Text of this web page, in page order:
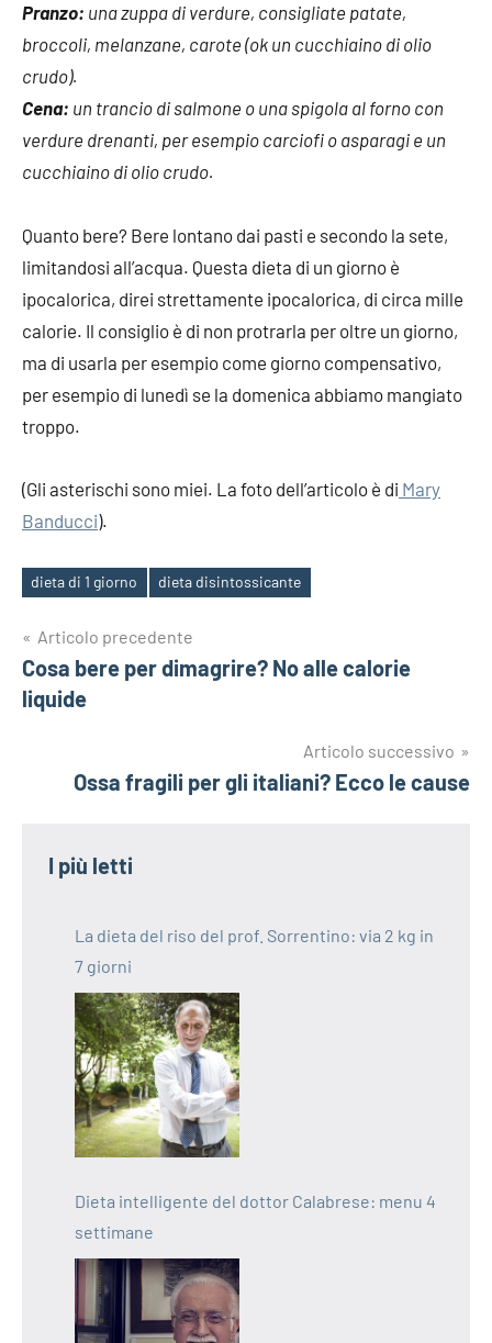
Pranzo: una zuppa di verdure, consigliate patate,
broccoli, melanzane, carote (ok un cucchiaino di olio
crudo).
Cena: un trancio di salmone o una spigola al forno con
verdure drenanti, per esempio carciofi o asparagi e un
cucchiaino di olio crudo.
Quanto bere? Bere lontano dai pasti e secondo la sete,
limitandosi all’acqua. Questa dieta di un giorno è
ipocalorica, direi strettamente ipocalorica, di circa mille
calorie. Il consiglio è di non protrarla per oltre un giorno,
ma di usarla per esempio come giorno compensativo,
per esempio di lunedì se la domenica abbiamo mangiato
troppo.
(Gli asterischi sono miei. La foto dell’articolo è di Mary
Banducci).
Tag
dieta di 1 giorno dieta disintossicante
Navigazione
articoli
Articolo precedente
Cosa bere per dimagrire? No alle calorie
liquide
Articolo successivo
Ossa fragili per gli italiani? Ecco le cause
I più letti
La dieta del riso del prof. Sorrentino: via 2 kg in
7 giorni
Dieta intelligente del dottor Calabrese: menu 4
settimane